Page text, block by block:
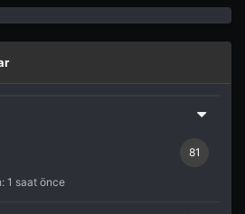
81
1 saat önce